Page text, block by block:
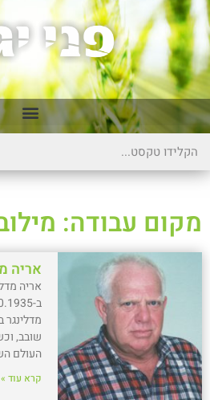
מקום עבודה:
אריה
אריה
מדלינגר
שובב,
העולם
קרא עוד »